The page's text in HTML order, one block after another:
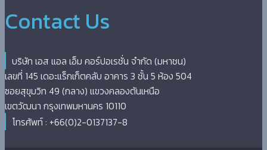
Contact Us
บริษัท เอส แอล เอ็ม คอร์ปอเรชั่น จำกัด (มหาชน)
เลขที่ 145 เดอะแร็กเก็ตคลับ อาคาร 3 ชั้น 5 ห้อง 504
ซอยสุขุมวิท 49 (กลาง) แขวงคลองตันเหนือ
เขตวัฒนา กรุงเทพมหานคร 10110
โทรศัพท์ : +66(0)2-0137137-8